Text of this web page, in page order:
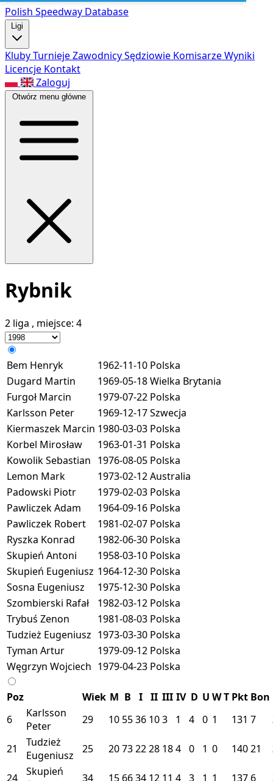
Polish Speedway Database
Ligi
KlubyTurniejeZawodnicySędziowie KomisarzeWyniki
Licencje Kontakt
Zaloguj
Otwórz menu główne
Rybnik
2 liga , miejsce: 4
Bem Henryk 1962-11-10 Polska
Dugard Martin
1969-05-18Wielka Brytania
Furgoł Marcin
1979-07-22 Polska
Karlsson Peter
1969-12-17Szwecja
Kiermaszek Marcin 1980-03-03 Polska
Korbel Mirosław
1963-01-31 Polska
Kowolik Sebastian 1976-08-05 Polska
Lemon Mark
1973-02-12Australia
Padowski Piotr
1979-02-03 Polska
Pawliczek Adam
1964-09-16 Polska
Pawliczek Robert
1981-02-07 Polska
Ryszka Konrad
1982-06-30 Polska
Skupień Antoni
1958-03-10 Polska
Skupień Eugeniusz 1964-12-30 Polska
Sosna Eugeniusz
1975-12-30 Polska
Szombierski Rafał
1982-03-12 Polska
Trybuś Zenon
1981-08-03 Polska
Tudzież Eugeniusz 1973-03-30 Polska
Tyman Artur
1979-09-12 Polska
Węgrzyn Wojciech 1979-04-23 Polska
Poz Wiek M B I II III IV D U WT Pkt Bon
6
Karlsson
Peter
29 10 5536 103 1 4 0 1 131 7
21
Tudzież
Eugeniusz
25 20732228 184 0 1 0 14021
24
Skupień
34 15 6634 12 11 4 3 1 1 137 6